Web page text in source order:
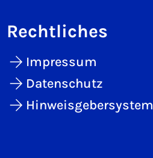
Rechtliches
Impressum
Datenschutz
Hinweisgebersystem